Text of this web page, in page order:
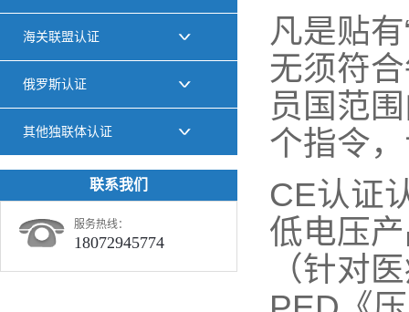
海关联盟认证
俄罗斯认证
其他独联体认证
联系我们
服务热线：
18072945774
凡是贴
无须符
员国范
个指令
CE认证
低电压
（针对